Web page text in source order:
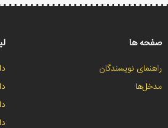
صفحه ها
راهنمای نویسندگان
مدخل‌ها